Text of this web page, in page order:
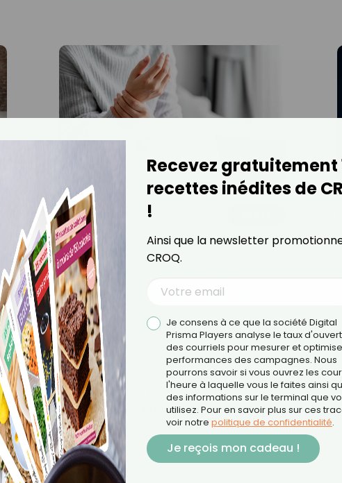
29 octobre 2025
Cette maladie silencieuse
touche 10 millions de
Français (et progresse à
grande vitesse dans le
monde)
Elle s’installe lentement, souvent sans
prévenir, et finit par bouleverser les
gestes les plus simples du quotidien.
Douleurs, raideurs, perte de mobilité…
LIRE LA SUITE
Recevez gratuitement
recettes inédites de
!
Ainsi que la newsletter
CROQ.
Je consens à ce que la société Digital
Prisma Players analyse le taux
des courriels pour mesurer et
performances des campagnes. Nous
pourrons savoir si vous ouvrez les
l'heure à laquelle vous le faites ainsi
des informations sur le terminal que
utilisez. Pour en savoir plus sur ces
voir notre politique de confidentialité.
Je reçois mon cadeau !